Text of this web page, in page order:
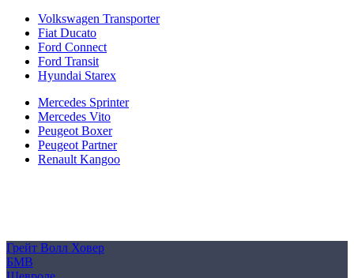
Volkswagen Transporter
Fiat Ducato
Ford Connect
Ford Transit
Hyundai Starex
Mercedes Sprinter
Mercedes Vito
Peugeot Boxer
Peugeot Partner
Renault Kangoo
Грейт Волл Ховер
БМВ